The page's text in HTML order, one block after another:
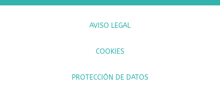
AVISO LEGAL
COOKIES
PROTECCIÓN DE DATOS